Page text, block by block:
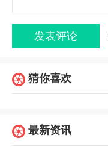
猜你喜欢
最新资讯